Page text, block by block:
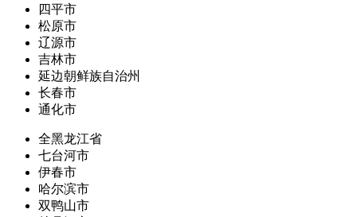
四平市
松原市
辽源市
吉林市
延边朝鲜族自治州
长春市
通化市
全黑龙江省
七台河市
伊春市
哈尔滨市
双鸭山市